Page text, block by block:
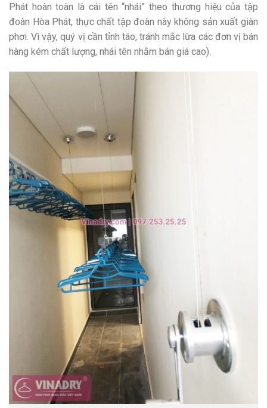
Phát hoàn toàn là cái tên “nhái” theo thương hiệu của tập
đoàn Hòa Phát, thực chất tập đoàn này không sản xuất giàn
phơi. Vì vậy, quý vị cần tỉnh táo, tránh mắc lừa các đơn vị bán
hàng kém chất lượng, nhái tên nhằm bán giá cao).